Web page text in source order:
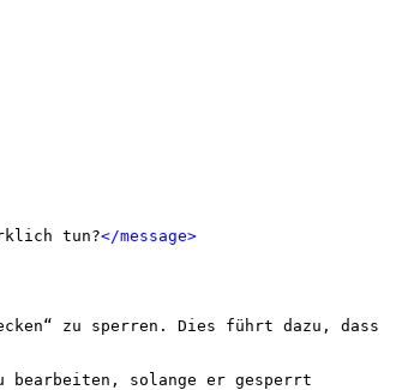
tun?</message>
zu sperren. Dies führt dazu, dass
bearbeiten, solange er gesperrt